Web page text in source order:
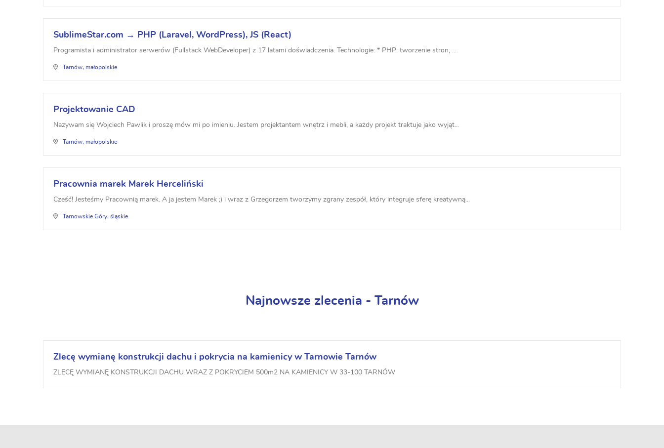
SublimeStar.com → PHP (Laravel, WordPress), JS (React)
Programista i administrator serwerów (Fullstack WebDeveloper) z 17 latami doświadczenia. Technologie: * PHP: tworzenie stron, ...
Tarnów, małopolskie
Projektowanie CAD
Nazywam się Wojciech Pawlik i proszę mów mi po imieniu. Jestem projektantem wnętrz i mebli, a każdy projekt traktuje jako wyjąt...
Tarnów, małopolskie
Pracownia marek Marek Herceliński
Cześć! Jesteśmy Pracownią marek. A ja jestem Marek ;) i wraz z Grzegorzem tworzymy zgrany zespół, który integruje sferę kreatywną...
Tarnowskie Góry, śląskie
Najnowsze zlecenia - Tarnów
Zlecę wymianę konstrukcji dachu i pokrycia na kamienicy w Tarnowie Tarnów
ZLECĘ WYMIANĘ KONSTRUKCJI DACHU WRAZ Z POKRYCIEM 500m2 NA KAMIENICY W 33-100 TARNÓW